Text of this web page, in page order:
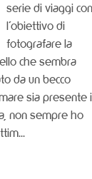
serie di viaggi
l’obiettivo di
fotografare la
che sembra
da un becco
sia presente
non sempre ho